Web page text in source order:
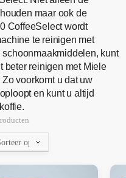
maar ook de
CoffeeSelect wordt
te reinigen met
kunt
beter reinigen met Miele
voorkomt u dat uw
en kunt u altijd